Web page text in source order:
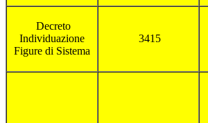
Decreto
Individuazione
Figure di Sistema
3415